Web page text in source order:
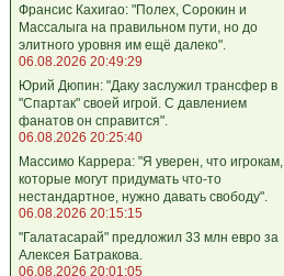
Франсис Кахигао: "Полех, Сорокин и
Массалыга на правильном пути, но до
элитного уровня им ещё далеко".
06.08.2026 20:49:29
Юрий Дюпин: "Даку заслужил трансфер в
"Спартак" своей игрой. С давлением
фанатов он справится".
06.08.2026 20:25:40
Массимо Каррера: "Я уверен, что игрокам,
которые могут придумать что-то
нестандартное, нужно давать свободу".
06.08.2026 20:15:15
"Галатасарай" предложил 33 млн евро за
Алексея Батракова.
06.08.2026 20:01:05